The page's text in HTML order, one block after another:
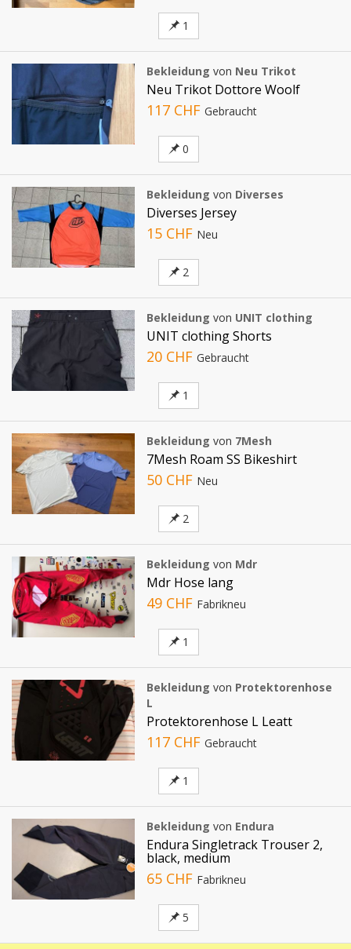
1
Bekleidung von Neu Trikot
Neu Trikot Dottore Woolf
117 CHF Gebraucht
0
Bekleidung von Diverses
Diverses Jersey
15 CHF Neu
2
Bekleidung von UNIT clothing
UNIT clothing Shorts
20 CHF Gebraucht
1
Bekleidung von 7Mesh
7Mesh Roam SS Bikeshirt
50 CHF Neu
2
Bekleidung von Mdr
Mdr Hose lang
49 CHF Fabrikneu
1
Bekleidung von Protektorenhose
L
Protektorenhose L Leatt
117 CHF Gebraucht
1
Bekleidung von Endura
Endura Singletrack Trouser 2,
black, medium
65 CHF Fabrikneu
5